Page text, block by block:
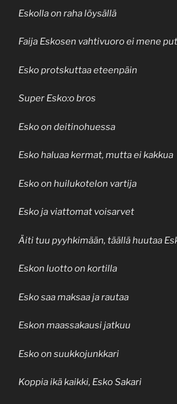
Eskolla on raha löysällä
Faija Eskosen vahtivuoro ei mene
Esko protskuttaa eteenpäin
Super Esko:o bros
Esko on deitinohuessa
Esko haluaa kermat, mutta ei kakkua
Esko on huilukotelon vartija
Esko ja viattomat voisarvet
Äiti tuu pyyhkimään, täällä huutaa
Eskon luotto on kortilla
Esko saa maksaa ja rautaa
Eskon maassakausi jatkuu
Esko on suukkojunkkari
Koppia ikä kaikki, Esko Sakari